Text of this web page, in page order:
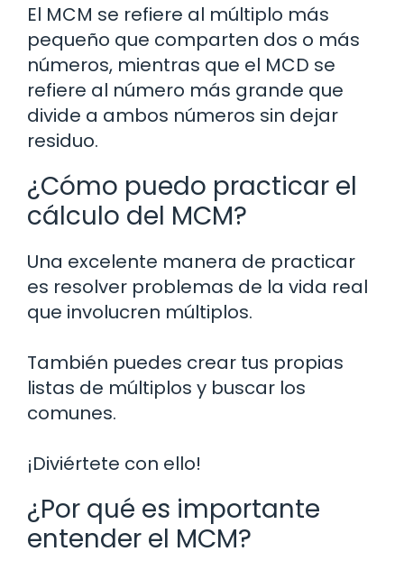
El MCM se refiere al múltiplo más
pequeño que comparten dos o más
números, mientras que el MCD se
refiere al número más grande que
divide a ambos números sin dejar
residuo.
¿Cómo puedo practicar el
cálculo del MCM?
Una excelente manera de practicar
es resolver problemas de la vida real
que involucren múltiplos.
También puedes crear tus propias
listas de múltiplos y buscar los
comunes.
¡Diviértete con ello!
¿Por qué es importante
entender el MCM?